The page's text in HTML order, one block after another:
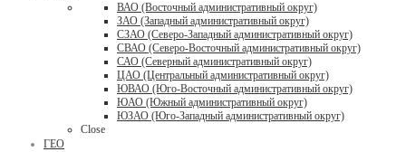
ВАО (Восточный административный округ)
ЗАО (Западный административный округ)
СЗАО (Северо-Западный административный округ)
СВАО (Северо-Восточный административный округ)
САО (Северный административный округ)
ЦАО (Центральный административный округ)
ЮВАО (Юго-Восточный административный округ)
ЮАО (Южный административный округ)
ЮЗАО (Юго-Западный административный округ)
Close
ГЕО